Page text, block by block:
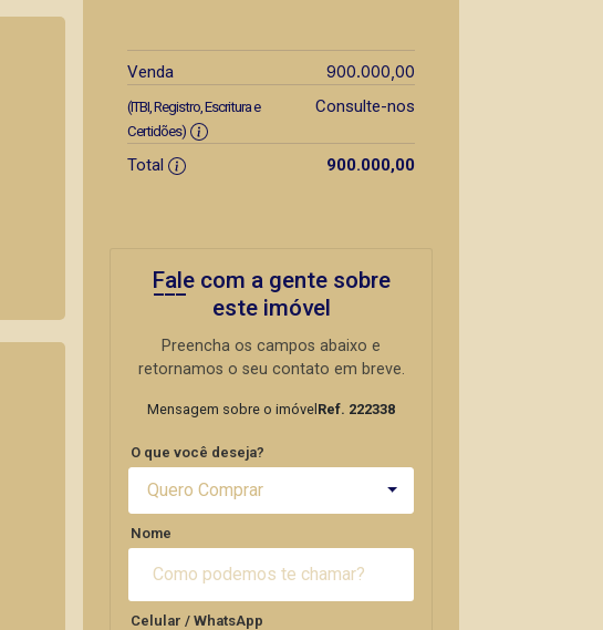
Venda 900.000,00
(ITBI, Registro, Escritura e
Certidões)
Consulte-nos
Total 900.000,00
Fale com a gente sobre
este imóvel
Preencha os campos abaixo e
retornamos o seu contato em breve.
Mensagem sobre o imóvel Ref. 222338
O que você deseja?
Quero Comprar
Nome
Celular / WhatsApp